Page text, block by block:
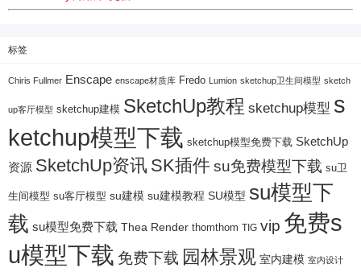
标签
Chiris Fullmer Enscape enscape材质库 Fredo Lumion sketchup卫生间模型 sketch
up客厅模型 sketchup建模 SketchUp教程 sketchup模型 s
ketchup模型下载 sketchup模型免费下载 SketchUp
资源 SketchUp资讯 SK插件su免费模型下载 su卫
生间模型 su客厅模型 su建模 su建模教程 SU模型 su模型下
载 su模型免费下载 Thea Render thomthom TIG vip 免费s
u模型下载 免费下载 园林景观 室内建模 室内设计